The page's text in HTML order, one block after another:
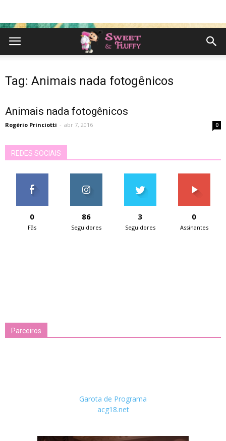
Tag: Animais nada fotogênicos
Animais nada fotogênicos
Rogério Princiotti - abr 7, 2016 0
REDES SOCIAIS
0
Fãs
86
Seguidores
3
Seguidores
0
Assinantes
Parceiros
Garota de Programa
acg18.net